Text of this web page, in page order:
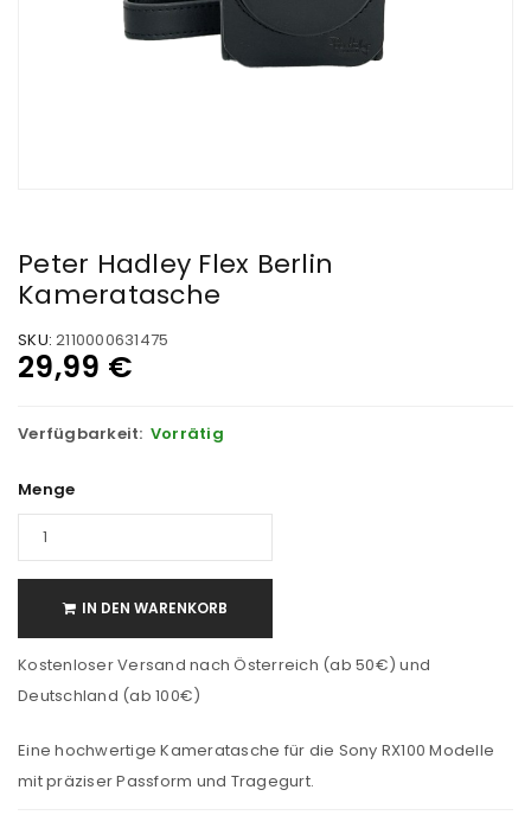
Peter Hadley Flex Berlin
Kameratasche
SKU: 2110000631475
29,99 €
Verfügbarkeit: Vorrätig
Menge
IN DEN WARENKORB
Kostenloser Versand nach Österreich (ab 50€) und
Deutschland (ab 100€)
Eine hochwertige Kameratasche für die Sony RX100 Modelle
mit präziser Passform und Tragegurt.